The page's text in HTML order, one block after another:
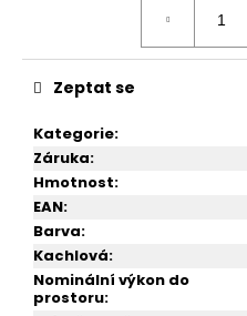
Kategorie:
Záruka:
Hmotnost:
EAN:
Barva:
Kachlová:
Nominální výkon do
prostoru:
Zeptat se
u
č
e
m
e
KRBOVÁ
KAMNA